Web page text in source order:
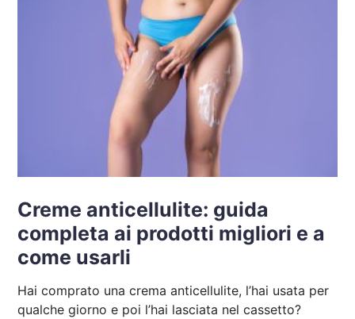
Creme anticellulite: guida
completa ai prodotti migliori e a
come usarli
Hai comprato una crema anticellulite, l’hai usata per
qualche giorno e poi l’hai lasciata nel cassetto?